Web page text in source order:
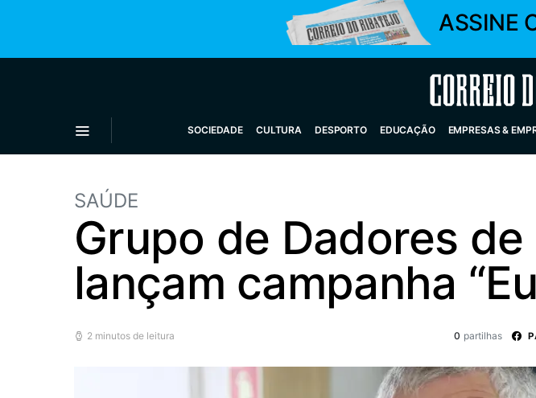
ASSINE
Correio do
SOCIEDADE CULTURA DESPORTO EDUCAÇÃO EMPRESAS &
SAÚDE
Grupo de Dadores
lançam campanha
2 minutos de leitura 0 partilhas